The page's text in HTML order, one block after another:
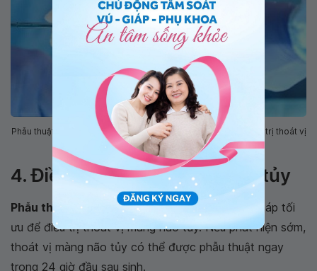
Phẫu thuật thoát vị tủy màng tủy là phương pháp tối ưu để điều trị thoát vị
màng não tủy
4. Điều trị thoát vị màng não tủy
Phẫu thuật thoát vị tủy màng tủylà phương pháp tối
ưu để điều trị thoát vị màng não tủy. Nếu phát hiện sớm,
thoát vị màng não tủy có thể được phẫu thuật ngay
trong 24 giờ đầu sau sinh.